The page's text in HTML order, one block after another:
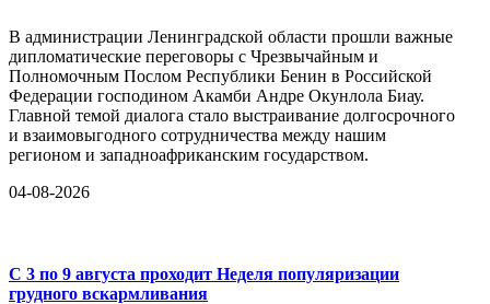
В администрации Ленинградской области прошли важные
дипломатические переговоры с Чрезвычайным и
Полномочным Послом Республики Бенин в Российской
Федерации господином Акамби Андре Окунлола Биау.
Главной темой диалога стало выстраивание долгосрочного
и взаимовыгодного сотрудничества между нашим
регионом и западноафриканским государством.
04-08-2026
С 3 по 9 августа проходит Неделя популяризации
грудного вскармливания